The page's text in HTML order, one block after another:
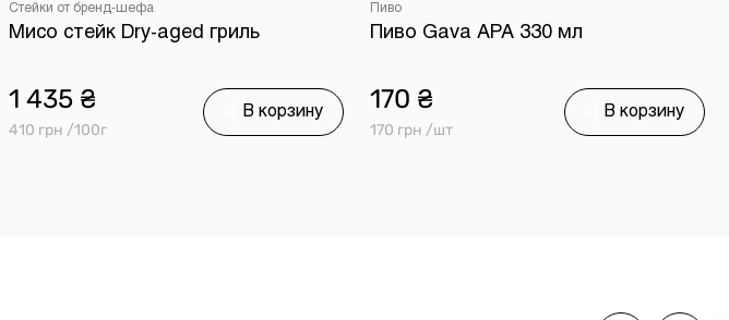
Стейки от бренд-шефа
Мисо стейк Dry-aged гриль
1 435 ₴
410 грн /100г
В корзину
Пиво
Пиво Gava APA 330 мл
170 ₴
170 грн /шт
В корзину